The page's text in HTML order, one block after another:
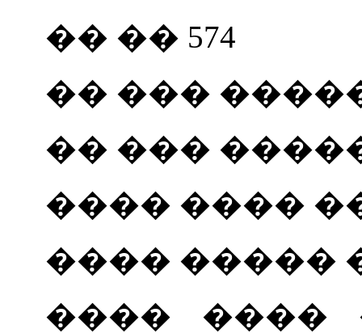
�� �� 574
�� ��� �����
�� ��� �����
���� ����
���� �����
���� ����